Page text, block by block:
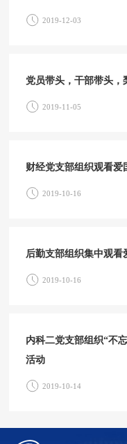
2019-12-03
党员带头，干部带头，
2019-11-05
财经党支部组织观看爱
2019-10-16
后勤支部组织集中观看
2019-10-16
内科二党支部组织“不
活动
2019-10-14